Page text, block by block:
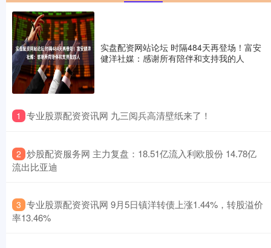
实盘配资网站论坛 时隔484天再登场！富安
健洋社媒：感谢所有陪伴和支持我的人
1 ​专业股票配资资讯网 九三阅兵高清壁纸来了！
2 ​炒股配资服务网 主力复盘：18.51亿流入利欧股份 14.78亿
流出比亚迪
3 ​专业股票配资资讯网 9月5日镇洋转债上涨1.44%，转股溢价
率13.46%